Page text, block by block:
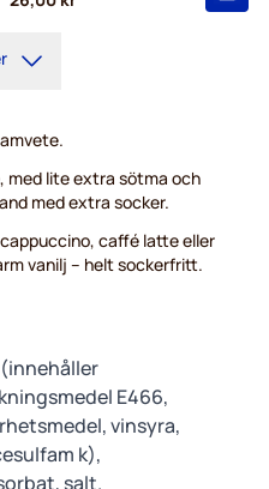
med lite extra sötma och
med extra socker.
caffé latte eller
vanilj – helt sockerfritt.
E466,
vinsyra,
k),
salt.